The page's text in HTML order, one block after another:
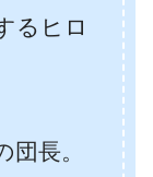
るヒロ
長。